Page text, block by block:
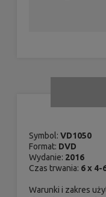
Symbol: VD1050
Format: DVD
Wydanie: 2016
Czas trwania: 6 x 4-
Warunki i zakres